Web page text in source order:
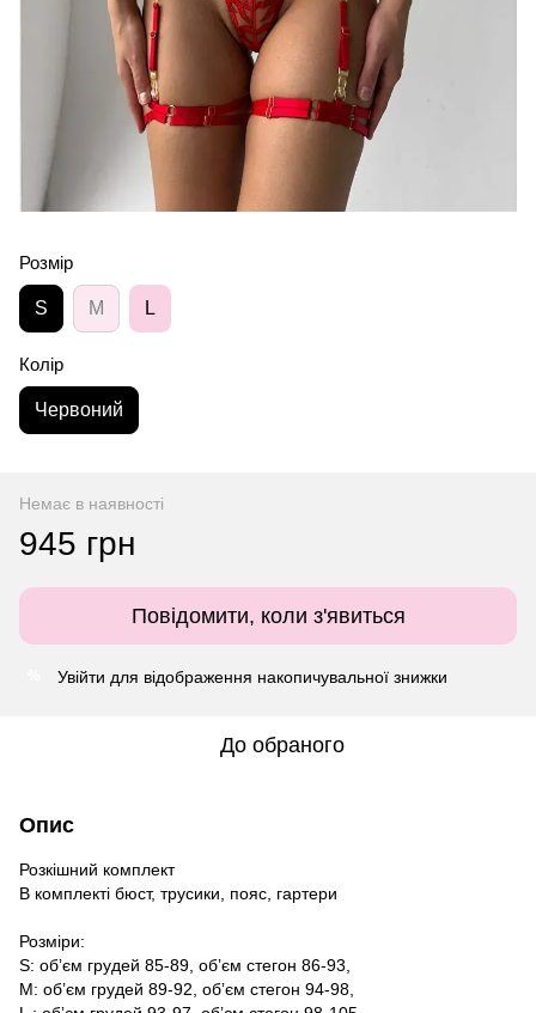
Розмір
S M L
Колір
Червоний
Немає в наявності
945 грн
Повідомити, коли з'явиться
Увійти для відображення накопичувальної знижки
До обраного
Опис
Розкішний комплект
В комплекті бюст, трусики, пояс, гартери
Розміри:
S: обʼєм грудей 85-89, обʼєм стегон 86-93,
М: обʼєм грудей 89-92, обʼєм стегон 94-98,